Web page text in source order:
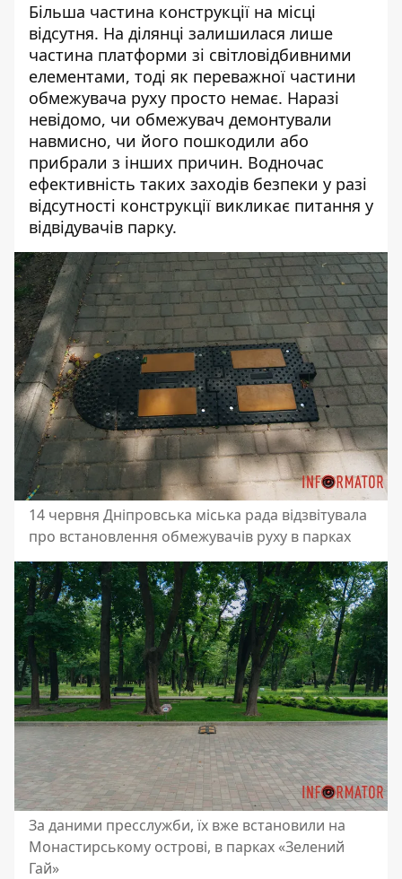
Більша частина конструкції на місці
відсутня. На ділянці залишилася лише
частина платформи зі світловідбивними
елементами, тоді як переважної частини
обмежувача руху просто немає. Наразі
невідомо, чи обмежувач демонтували
навмисно, чи його пошкодили або
прибрали з інших причин. Водночас
ефективність таких заходів безпеки у разі
відсутності конструкції викликає питання у
відвідувачів парку.
14 червня Дніпровська міська рада відзвітувала
про встановлення обмежувачів руху в парках
За даними пресслужби, їх вже встановили на
Монастирському острові, в парках «Зелений
Гай»